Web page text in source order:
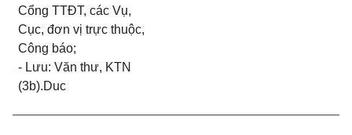
Cổng TTĐT, các Vụ,
Cục, đơn vị trực thuộc,
Công báo;
- Lưu: Văn thư, KTN
(3b).Duc